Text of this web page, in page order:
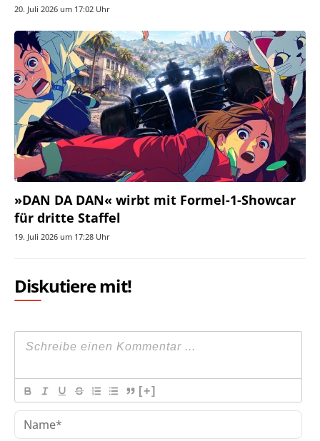
20. Juli 2026 um 17:02 Uhr
»DAN DA DAN« wirbt mit Formel-1-Showcar
für dritte Staffel
19. Juli 2026 um 17:28 Uhr
Diskutiere mit!
[+]